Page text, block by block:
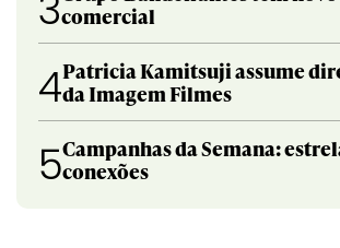
comercial
4Patricia Kamitsuji assume
da Imagem Filmes
5Campanhas da Semana:
conexões